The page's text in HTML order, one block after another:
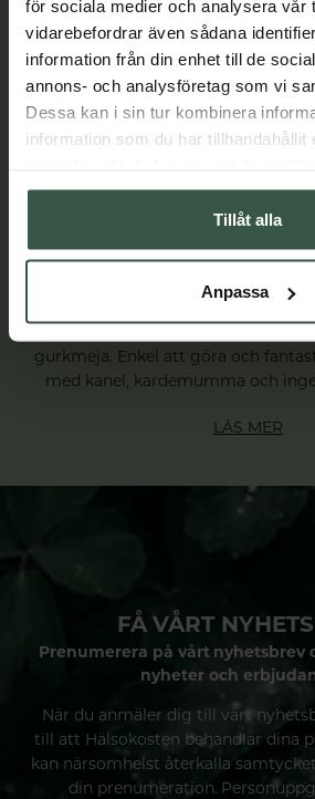
för sociala medier och analysera vår
vidarebefordrar även sådana
information från din enhet till de
annons- och analysföretag som vi
Dessa kan i sin tur kombinera
information som du har tillhandahållit
Tillåt alla
Anpassa
Guldmjölk - värmande
Guldmjölk, golden milk eller
gurkmeja. Enkel att göra och
med kanel, kardemumma och
LÄS MER
FÅ VÅRT
Prenumerera på vårt nyhetsbrev
nyheter och
När du anmäler dig till vårt
till att Hälsokosten behandlar dina
kan närsomhelst återkalla
din prenumeration.